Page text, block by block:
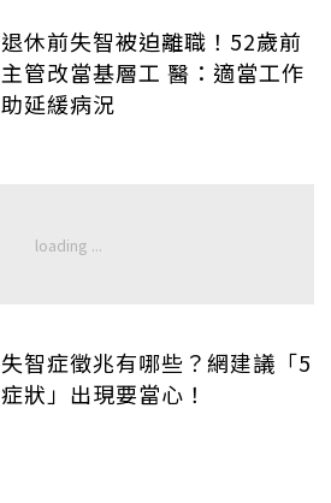
退休前失智被迫離職！52歲前
主管改當基層工 醫：適當工作
助延緩病況
失智症徵兆有哪些？網建議「5
症狀」出現要當心！